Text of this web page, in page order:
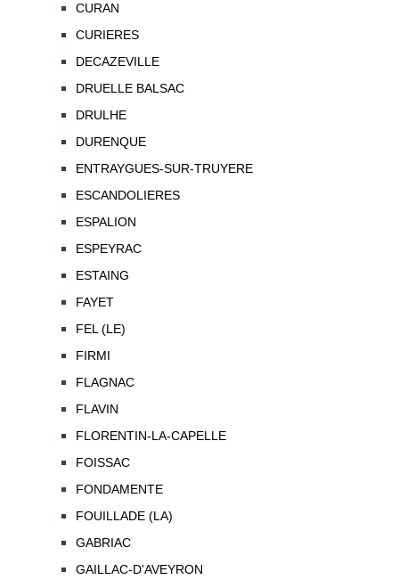
CURAN
CURIERES
DECAZEVILLE
DRUELLE BALSAC
DRULHE
DURENQUE
ENTRAYGUES-SUR-TRUYERE
ESCANDOLIERES
ESPALION
ESPEYRAC
ESTAING
FAYET
FEL (LE)
FIRMI
FLAGNAC
FLAVIN
FLORENTIN-LA-CAPELLE
FOISSAC
FONDAMENTE
FOUILLADE (LA)
GABRIAC
GAILLAC-D'AVEYRON